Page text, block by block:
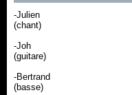
-Julien
(chant)
-Joh
(guitare)
-Bertrand
(basse)